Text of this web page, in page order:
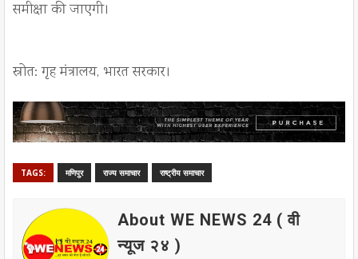
समीक्षा की जाएगी।
स्रोत: गृह मंत्रालय, भारत सरकार।
TAGS: मणिपुर राज्य समाचार राष्ट्रीय समाचार
About WE NEWS 24 ( वी
न्यूज २४ )